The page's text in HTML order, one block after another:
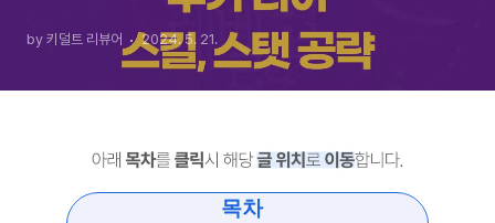
천 공략 (2024년 5월)
by 키덜트 리뷰어 2024. 5. 21.
목차